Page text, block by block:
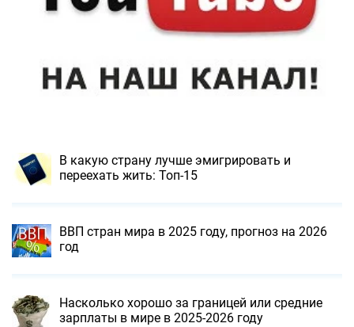
В какую страну лучше эмигрировать и
переехать жить: Топ-15
ВВП стран мира в 2025 году, прогноз на 2026
год
Насколько хорошо за границей или cредние
зарплаты в мире в 2025-2026 году